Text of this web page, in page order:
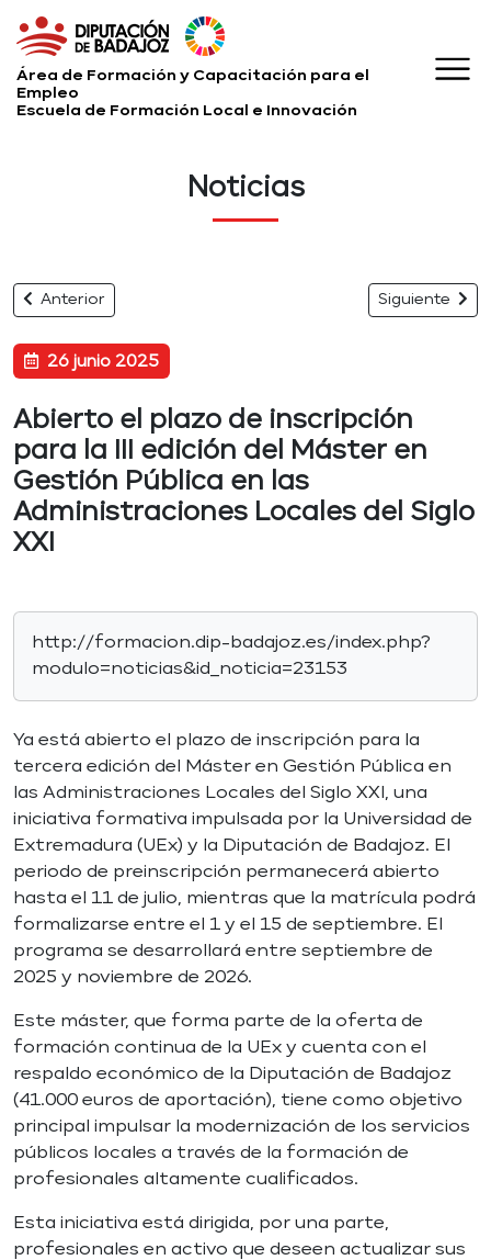
Área de Formación y Capacitación para el
Empleo
Escuela de Formación Local e Innovación
Noticias
Anterior Siguiente
26 junio 2025
Abierto el plazo de inscripción
para la III edición del Máster en
Gestión Pública en las
Administraciones Locales del Siglo
XXI
http://formacion.dip-badajoz.es/index.php?
modulo=noticias&id_noticia=23153
Ya está abierto el plazo de inscripción para la
tercera edición del Máster en Gestión Pública en
las Administraciones Locales del Siglo XXI, una
iniciativa formativa impulsada por la Universidad de
Extremadura (UEx) y la Diputación de Badajoz. El
periodo de preinscripción permanecerá abierto
hasta el 11 de julio, mientras que la matrícula podrá
formalizarse entre el 1 y el 15 de septiembre. El
programa se desarrollará entre septiembre de
2025 y noviembre de 2026.
Este máster, que forma parte de la oferta de
formación continua de la UEx y cuenta con el
respaldo económico de la Diputación de Badajoz
(41.000 euros de aportación), tiene como objetivo
principal impulsar la modernización de los servicios
públicos locales a través de la formación de
profesionales altamente cualificados.
Esta iniciativa está dirigida, por una parte,
profesionales en activo que deseen actualizar sus